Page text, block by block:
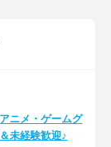
ニメ​・ゲームグ
未経験歓迎♪